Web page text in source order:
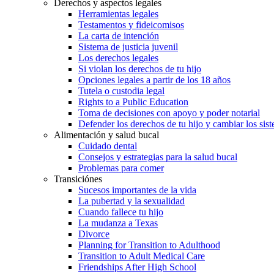
Derechos y aspectos legales
Herramientas legales
Testamentos y fideicomisos
La carta de intención
Sistema de justicia juvenil
Los derechos legales
Si violan los derechos de tu hijo
Opciones legales a partir de los 18 años
Tutela o custodia legal
Rights to a Public Education
Toma de decisiones con apoyo y poder notarial
Defender los derechos de tu hijo y cambiar los
Alimentación y salud bucal
Cuidado dental
Consejos y estrategias para la salud bucal
Problemas para comer
Transiciónes
Sucesos importantes de la vida
La pubertad y la sexualidad
Cuando fallece tu hijo
La mudanza a Texas
Divorce
Planning for Transition to Adulthood
Transition to Adult Medical Care
Friendships After High School